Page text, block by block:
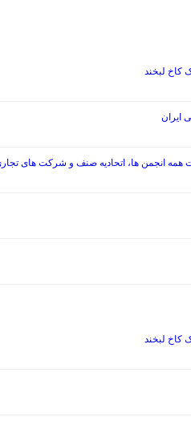
کاخ لبخند
ایران
انجمن ها، اتحادیه صنف و شرکت های
کاخ لبخند